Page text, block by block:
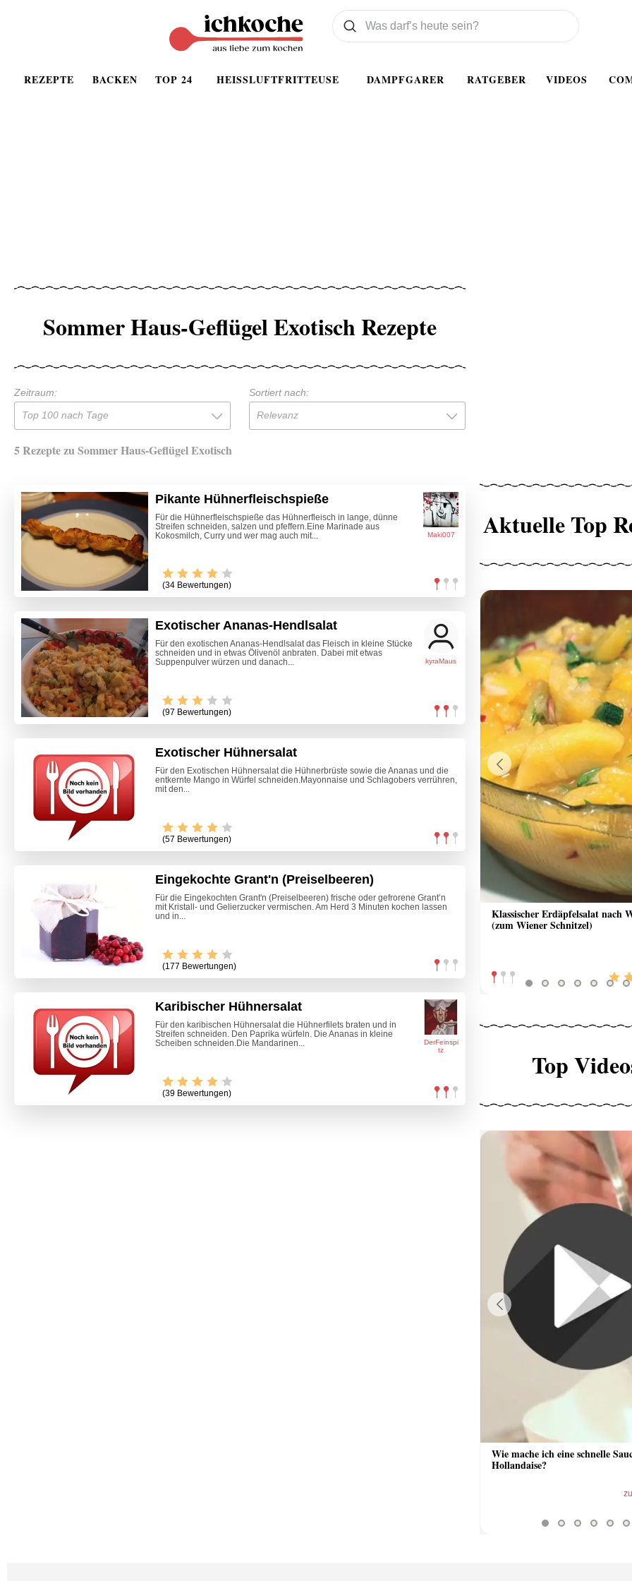
REZEPTE BACKEN TOP 24 HEISSLUFTFRITTEUSE DAMPFGARER RATGEBER VIDEOS
Was wollen Sie suchen
Suchen
Sommer Haus-Geflügel Exotisch Rezepte
Zeitraum:
Top 100 nach Tage
Sortiert nach:
Relevanz
5 Rezepte zu Sommer Haus-Geflügel Exotisch
Maki007
Pikante Hühnerfleischspieße
Für die Hühnerfleischspieße das Hühnerfleisch in lange, dünne
Streifen schneiden, salzen und pfeffern.Eine Marinade aus
Kokosmilch, Curry und wer mag auch mit...
(34 Bewertungen)
kyraMaus
Exotischer Ananas-Hendlsalat
Für den exotischen Ananas-Hendlsalat das Fleisch in kleine Stücke
schneiden und in etwas Ölivenöl anbraten. Dabei mit etwas
Suppenpulver würzen und danach...
(97 Bewertungen)
Exotischer Hühnersalat
Für den Exotischen Hühnersalat die Hühnerbrüste sowie die Ananas und die
entkernte Mango in Würfel schneiden.Mayonnaise und Schlagobers verrühren,
mit den...
(57 Bewertungen)
Eingekochte Grant'n (Preiselbeeren)
Für die Eingekochten Grant'n (Preiselbeeren) frische oder gefrorene Grant’n
mit Kristall- und Gelierzucker vermischen. Am Herd 3 Minuten kochen lassen
und in...
(177 Bewertungen)
DerFeinspi
tz
Karibischer Hühnersalat
Für den karibischen Hühnersalat die Hühnerfilets braten und in
Streifen schneiden. Den Paprika würfeln. Die Ananas in kleine
Scheiben schneiden.Die Mandarinen...
(39 Bewertungen)
Aktuelle Top
Klassischer Erdäpfelsalat nach
(zum Wiener Schnitzel)
Marillenkuchen mit Streusel
Previous
Top
Wie mache ich eine schnelle
Hollandaise?
Previous